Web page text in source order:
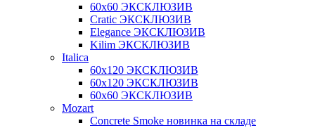
60х60 ЭКСКЛЮЗИВ
Cratic ЭКСКЛЮЗИВ
Elegance ЭКСКЛЮЗИВ
Kilim ЭКСКЛЮЗИВ
Italica
60х120 ЭКСКЛЮЗИВ
60х120 ЭКСКЛЮЗИВ
60х60 ЭКСКЛЮЗИВ
Mozart
Concrete Smoke новинка на складе